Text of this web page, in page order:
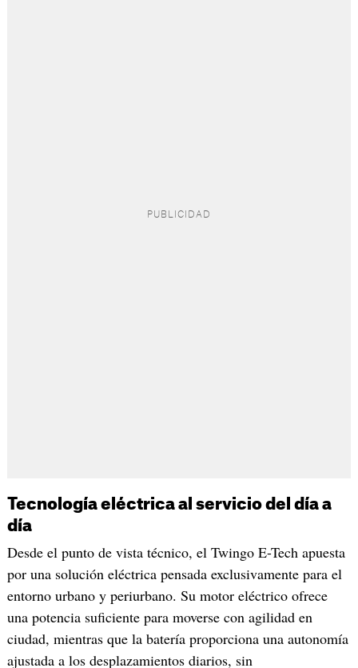
Tecnología eléctrica al servicio del día a
día
Desde el punto de vista técnico, el Twingo E-Tech apuesta
por una solución eléctrica pensada exclusivamente para el
entorno urbano y periurbano. Su motor eléctrico ofrece
una potencia suficiente para moverse con agilidad en
ciudad, mientras que la batería proporciona una autonomía
ajustada a los desplazamientos diarios, sin